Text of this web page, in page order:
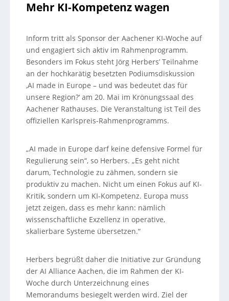
Mehr KI-Kompetenz wagen
Inform tritt als Sponsor der Aachener KI-Woche auf
und engagiert sich aktiv im Rahmenprogramm.
Besonders im Fokus steht Jörg Herbers’ Teilnahme
an der hochkarätig besetzten Podiumsdiskussion
‚AI made in Europe – und was bedeutet das für
unsere Region?‘ am 20. Mai im Krönungssaal des
Aachener Rathauses. Die Veranstaltung ist Teil des
offiziellen Karlspreis-Rahmenprogramms.
„AI made in Europe darf keine defensive Formel für
Regulierung sein“, so Herbers. „Es geht nicht
darum, Technologie zu zähmen, sondern sie
produktiv zu machen. Nicht um einen Fokus auf KI-
Kritik, sondern um KI-Kompetenz. Europa muss
jetzt zeigen, dass es mehr kann: nämlich
wissenschaftliche Exzellenz in operative,
skalierbare Systeme übersetzen.“
Herbers begrüßt daher die Initiative zur Gründung
der AI Alliance Aachen, die im Rahmen der KI-
Woche durch Unterzeichnung eines
Memorandums besiegelt werden wird. Ziel der